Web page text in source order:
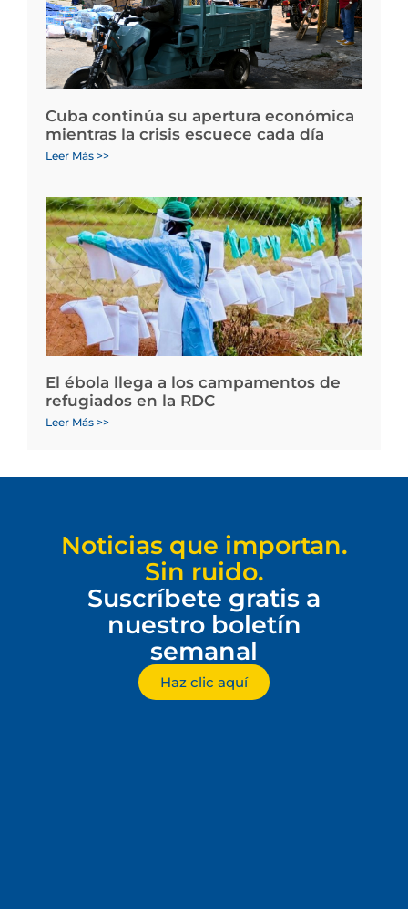
Cuba continúa su apertura económica
mientras la crisis escuece cada día
Leer Más >>
El ébola llega a los campamentos de
refugiados en la RDC
Leer Más >>
Noticias que importan.
Sin ruido.
Suscríbete gratis a
nuestro boletín
semanal
Haz clic aquí